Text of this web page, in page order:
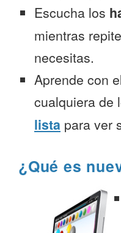
Escucha los
mientras
necesitas.
Aprende con
cualquiera de
lista para ver
¿Qué es